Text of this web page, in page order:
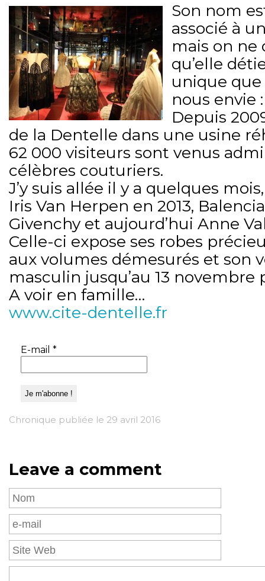
Son nom
associé à
mais on ne
qu’elle
unique
nous envie
Depuis
de la Dentelle dans une usine
62 000 visiteurs sont venus
célèbres couturiers.
J’y suis allée il y a quelques
Iris Van Herpen en 2013,
Givenchy et aujourd’hui Anne
Celle-ci expose ses robes
aux volumes démesurés et son
masculin jusqu’au 13 novembre
A voir en famille…
www.cite-dentelle.fr
E-mail *
Chronique publiée le 29 avril 2016
Leave a comment